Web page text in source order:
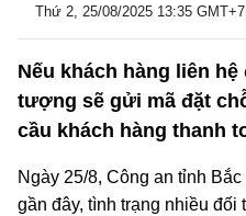
Thứ 2, 25/08/2025 13:35 GMT+7
Nếu khách hàng liên
tượng sẽ gửi mã đặt
cầu khách hàng thanh
Ngày 25/8, Công an tỉnh
gần đây, tình trạng nhiều